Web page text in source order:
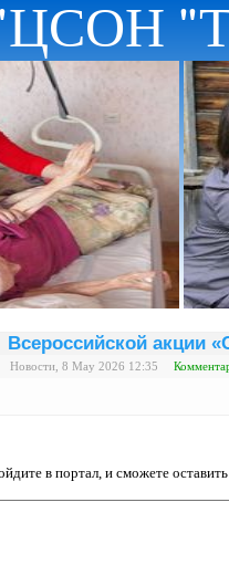
Всероссийской акции
Новости, 8 May 2026 12:35
в портал, и сможете